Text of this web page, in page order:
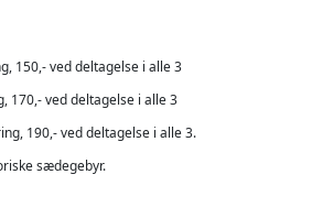
150,- ved deltagelse i alle 3
170,- ved deltagelse i alle 3
190,- ved deltagelse i alle 3.
sædegebyr.